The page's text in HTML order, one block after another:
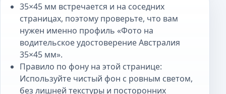
35×45 мм встречается и на соседних
страницах, поэтому проверьте, что вам
нужен именно профиль «Фото на
водительское удостоверение Австралия
35×45 мм».
Правило по фону на этой странице:
Используйте чистый фон с ровным светом,
без лишней текстуры и посторонних